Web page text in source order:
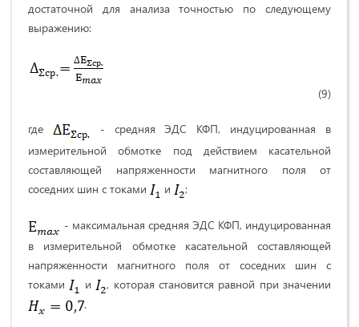
достаточной для анализа точностью по следующему
выражению:
(9)
где
- средняя ЭДС КФП, индуцированная в
измерительной обмотке под действием касательной
составляющей напряженности магнитного поля от
соседних шин с токами
и ;
- максимальная средняя ЭДС КФП, индуцированная
в измерительной обмотке касательной составляющей
напряженности магнитного поля от соседних шин с
токами
и
, которая становится равной при значении
.